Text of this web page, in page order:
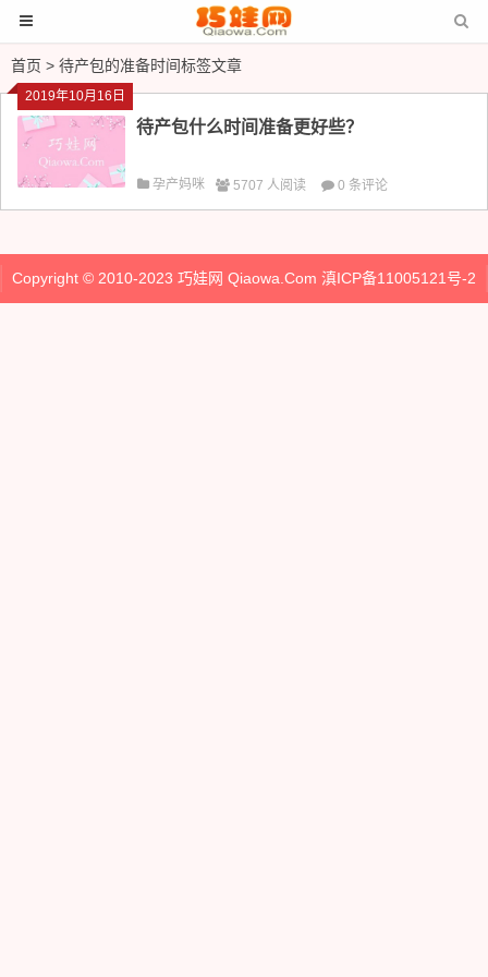
首页 > 待产包的准备时间标签文章
2019年10月16日
待产包什么时间准备更好些？
孕产妈咪 5707 人阅读 0 条评论
Copyright © 2010-2023 巧娃网 Qiaowa.Com 滇ICP备11005121号-2